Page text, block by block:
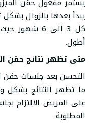
يبدأ بعدها بالزوال
كل 3 الى 6
أطول.
متى تظهر نتائج حقن
التحسن بعد جلسات حقن
على المريض الالتزام
المطلوبة.